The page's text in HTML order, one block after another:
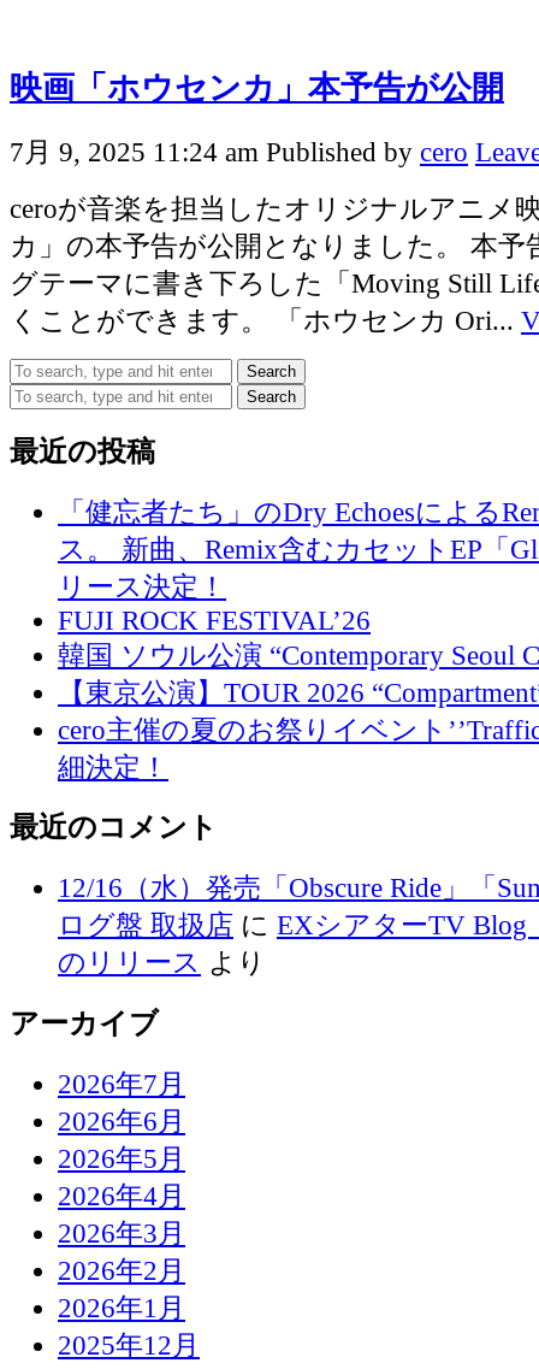
映画「ホウセンカ」本予告が公開
7月 9, 2025 11:24 am Published by cero
ceroが音楽を担当したオリジナルアニメ
カ」の本予告が公開となりました。 本
グテーマに書き下ろした「Moving Still
くことができます。 「ホウセンカ Ori...
Search
Search
最近の投稿
「健忘者たち」のDry Echoesによる
ス。 新曲、Remix含むカセットEP「
リース決定！
FUJI ROCK FESTIVAL’26
韓国 ソウル公演 “Contemporary Seoul
【東京公演】TOUR 2026
cero主催の夏のお祭りイベント
細決定！
最近のコメント
12/16（水）発売「Obscure Ride」「
ログ盤 取扱店 に EXシアターTV Blog
のリリース より
アーカイブ
2026年7月
2026年6月
2026年5月
2026年4月
2026年3月
2026年2月
2026年1月
2025年12月